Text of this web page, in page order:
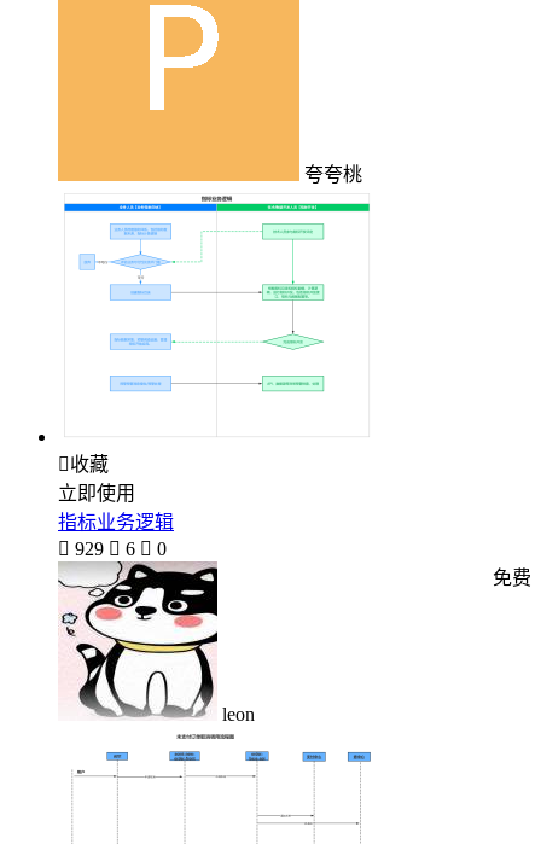
夸夸桃
收藏
立即使用
指标业务逻辑
 929  6  0
leon
免费